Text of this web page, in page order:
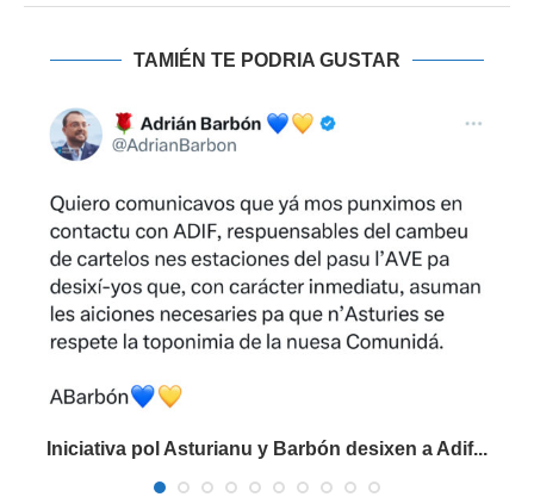
TAMIÉN TE PODRIA GUSTAR
Iniciativa pol Asturianu y Barbón desixen a Adif...